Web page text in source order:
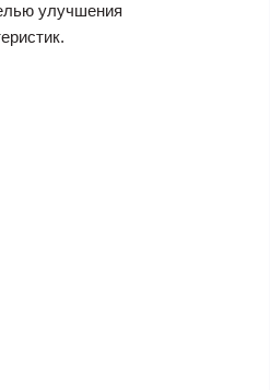
улучшения